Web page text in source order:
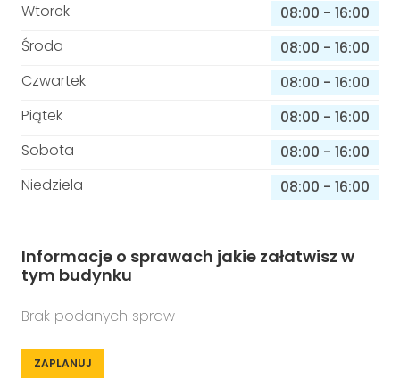
Wtorek
08:00 - 16:00
Środa
08:00 - 16:00
Czwartek
08:00 - 16:00
Piątek
08:00 - 16:00
Sobota
08:00 - 16:00
Niedziela
08:00 - 16:00
Informacje o sprawach jakie załatwisz w
tym budynku
Brak podanych spraw
ZAPLANUJ